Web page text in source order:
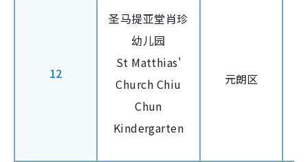
12
圣马提亚堂肖珍
幼儿园
St Matthias'
Church Chiu
Chun
Kindergarten
元朗区